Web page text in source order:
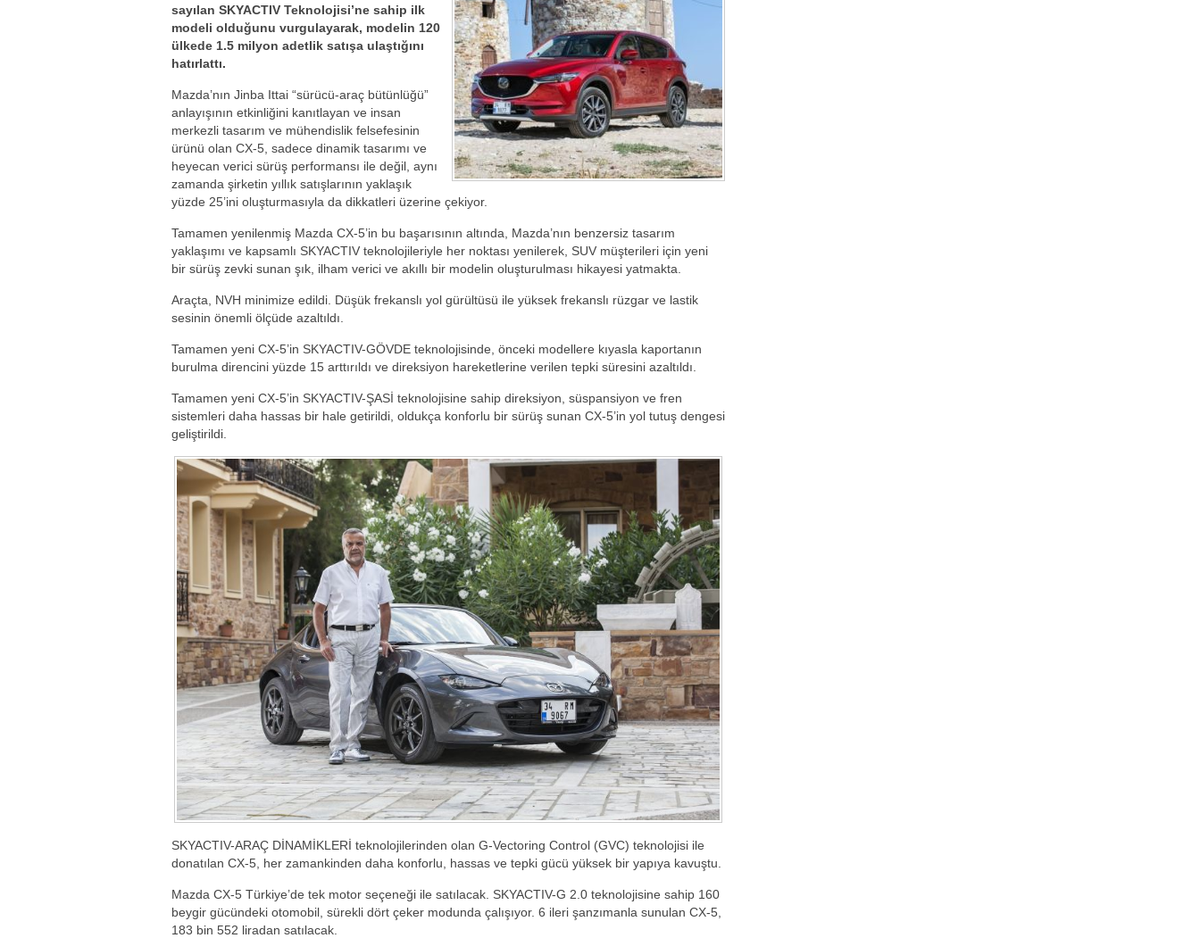
sayılan SKYACTIV Teknolojisi’ne sahip ilk
modeli olduğunu vurgulayarak, modelin 120
ülkede 1.5 milyon adetlik satışa ulaştığını
hatırlattı.
Mazda’nın Jinba Ittai “sürücü-araç bütünlüğü”
anlayışının etkinliğini kanıtlayan ve insan
merkezli tasarım ve mühendislik felsefesinin
ürünü olan CX-5, sadece dinamik tasarımı ve
heyecan verici sürüş performansı ile değil, aynı
zamanda şirketin yıllık satışlarının yaklaşık
yüzde 25’ini oluşturmasıyla da dikkatleri üzerine çekiyor.
Tamamen yenilenmiş Mazda CX-5’in bu başarısının altında, Mazda’nın benzersiz tasarım
yaklaşımı ve kapsamlı SKYACTIV teknolojileriyle her noktası yenilerek, SUV müşterileri için yeni
bir sürüş zevki sunan şık, ilham verici ve akıllı bir modelin oluşturulması hikayesi yatmakta.
Araçta, NVH minimize edildi. Düşük frekanslı yol gürültüsü ile yüksek frekanslı rüzgar ve lastik
sesinin önemli ölçüde azaltıldı.
Tamamen yeni CX-5’in SKYACTIV-GÖVDE teknolojisinde, önceki modellere kıyasla kaportanın
burulma direncini yüzde 15 arttırıldı ve direksiyon hareketlerine verilen tepki süresini azaltıldı.
Tamamen yeni CX-5’in SKYACTIV-ŞASİ teknolojisine sahip direksiyon, süspansiyon ve fren
sistemleri daha hassas bir hale getirildi, oldukça konforlu bir sürüş sunan CX-5’in yol tutuş dengesi
geliştirildi.
SKYACTIV-ARAÇ DİNAMİKLERİ teknolojilerinden olan G-Vectoring Control (GVC) teknolojisi ile
donatılan CX-5, her zamankinden daha konforlu, hassas ve tepki gücü yüksek bir yapıya kavuştu.
Mazda CX-5 Türkiye’de tek motor seçeneği ile satılacak. SKYACTIV-G 2.0 teknolojisine sahip 160
beygir gücündeki otomobil, sürekli dört çeker modunda çalışıyor. 6 ileri şanzımanla sunulan CX-5,
183 bin 552 liradan satılacak.